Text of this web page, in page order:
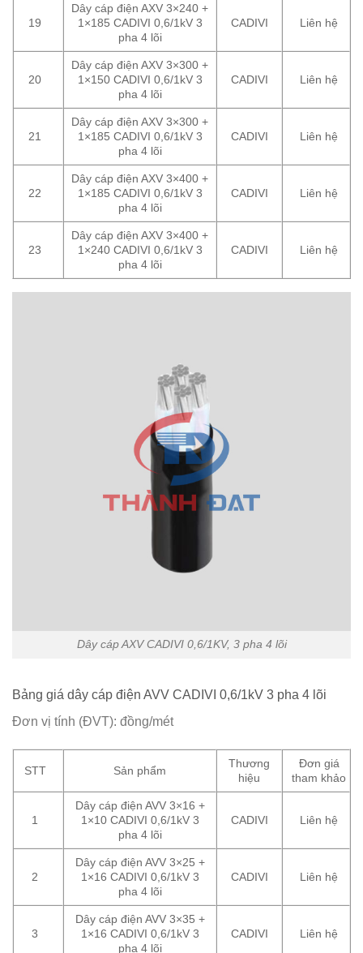
19
Dây cáp điện AXV 3×240 +
1×185 CADIVI 0,6/1kV 3
pha 4 lõi
CADIVI Liên hệ
20
Dây cáp điện AXV 3×300 +
1×150 CADIVI 0,6/1kV 3
pha 4 lõi
CADIVI Liên hệ
21
Dây cáp điện AXV 3×300 +
1×185 CADIVI 0,6/1kV 3
pha 4 lõi
CADIVI Liên hệ
22
Dây cáp điện AXV 3×400 +
1×185 CADIVI 0,6/1kV 3
pha 4 lõi
CADIVI Liên hệ
23
Dây cáp điện AXV 3×400 +
1×240 CADIVI 0,6/1kV 3
pha 4 lõi
CADIVI Liên hệ
Dây cáp AXV CADIVI 0,6/1KV, 3 pha 4 lõi
Bảng giá dây cáp điện AVV CADIVI 0,6/1kV 3 pha 4 lõi
Đơn vị tính (ĐVT): đồng/mét
STT Sản phẩm
Thương
hiệu
Đơn giá
tham khảo
1
Dây cáp điện AVV 3×16 +
1×10 CADIVI 0,6/1kV 3
pha 4 lõi
CADIVI Liên hệ
2
Dây cáp điện AVV 3×25 +
1×16 CADIVI 0,6/1kV 3
pha 4 lõi
CADIVI Liên hệ
3
Dây cáp điện AVV 3×35 +
1×16 CADIVI 0,6/1kV 3
pha 4 lõi
CADIVI Liên hệ